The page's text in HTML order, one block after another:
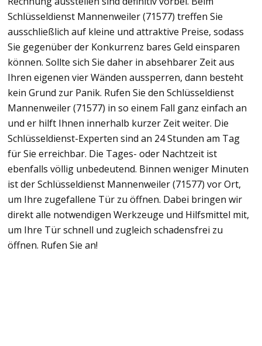
Schlüsseldienst Mannenweiler (71577) treffen Sie
ausschließlich auf kleine und attraktive Preise, sodass
Sie gegenüber der Konkurrenz bares Geld einsparen
können. Sollte sich Sie daher in absehbarer Zeit aus
Ihren eigenen vier Wänden aussperren, dann besteht
kein Grund zur Panik. Rufen Sie den Schlüsseldienst
Mannenweiler (71577) in so einem Fall ganz einfach an
und er hilft Ihnen innerhalb kurzer Zeit weiter. Die
Schlüsseldienst-Experten sind an 24 Stunden am Tag
für Sie erreichbar. Die Tages- oder Nachtzeit ist
ebenfalls völlig unbedeutend. Binnen weniger Minuten
ist der Schlüsseldienst Mannenweiler (71577) vor Ort,
um Ihre zugefallene Tür zu öffnen. Dabei bringen wir
direkt alle notwendigen Werkzeuge und Hilfsmittel mit,
um Ihre Tür schnell und zugleich schadensfrei zu
öffnen. Rufen Sie an!